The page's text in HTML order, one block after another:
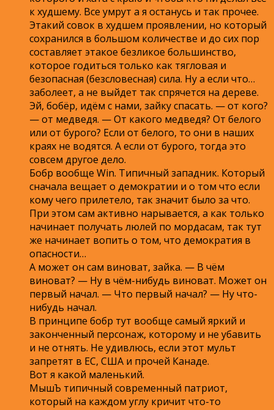
к худшему. Все умрут а я останусь и так прочее.
Этакий совок в худшем проявлении, но который
сохранился в большом количестве и до сих пор
составляет этакое безликое большинство,
которое годиться только как тягловая и
безопасная (безсловесная) сила. Ну а если что…
заболеет, а не выйдет так спрячется на дереве.
Эй, бобёр, идём с нами, зайку спасать. — от кого?
— от медведя. — От какого медведя? От белого
или от бурого? Если от белого, то они в наших
краях не водятся. А если от бурого, тогда это
совсем другое дело.
Бобр вообще Win. Типичный западник. Который
сначала вещает о демократии и о том что если
кому чего прилетело, так значит было за что.
При этом сам активно нарывается, а как только
начинает получать люлей по мордасам, так тут
же начинает вопить о том, что демократия в
опасности…
А может он сам виноват, зайка. — В чём
виноват? — Ну в чём-нибудь виноват. Может он
первый начал. — Что первый начал? — Ну что-
нибудь начал.
В принципе бобр тут вообще самый яркий и
законченный персонаж, которому и не убавить
и не отнять. Не удивлюсь, если этот мульт
запретят в ЕС, США и прочей Канаде.
Вот я какой маленький.
МышЪ типичный современный патриот,
который на каждом углу кричит что-то